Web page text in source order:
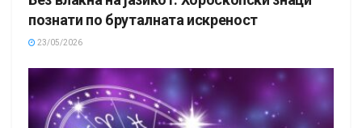
познати по бруталната искреност
23/05/2026